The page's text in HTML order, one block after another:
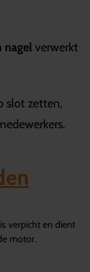
nagel verwerkt
slot zetten,
verpicht en dient
motor.